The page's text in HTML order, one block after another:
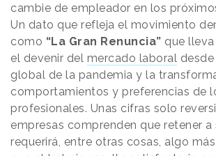
cambie de empleador en los
Un dato que refleja el movimiento
como “La Gran Renuncia” que
el devenir del mercado laboral
global de la pandemia y la
comportamientos y preferencias de
profesionales. Unas cifras solo
empresas comprenden que retener
requerirá, entre otras cosas, algo